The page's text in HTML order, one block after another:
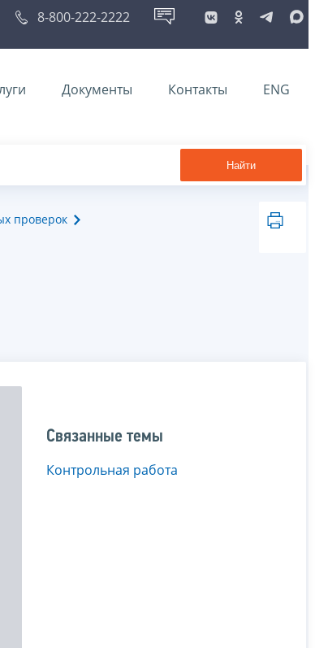
8-800-222-2222
Документы Контакты ENG
Найти
проверок
Связанные темы
Контрольная работа